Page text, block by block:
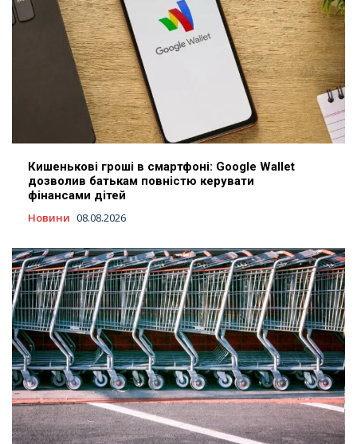
Кишенькові гроші в смартфоні: Google Wallet
дозволив батькам повністю керувати
фінансами дітей
Новини 08.08.2026